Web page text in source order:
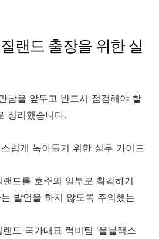
랜드 출장을 위한 실
남을 앞두고 반드시 점검해야 할
정리했습니다.
럽게 녹아들기 위한 실무 가이드
드를 호주의 일부로 착각하거
발언을 하지 않도록 주의했는
드 국가대표 럭비팀 '올블랙스